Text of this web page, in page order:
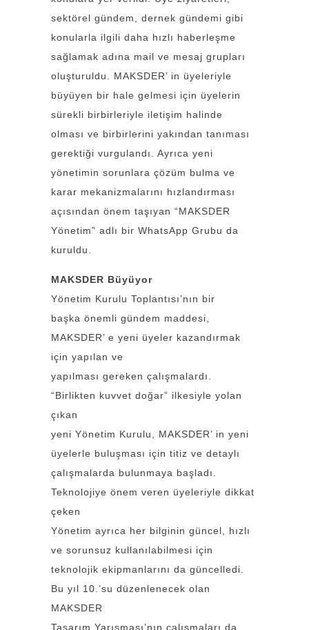
sektörel gündem, dernek gündemi gibi
konularla ilgili daha hızlı haberleşme
sağlamak adına mail ve mesaj grupları
oluşturuldu. MAKSDER’ in üyeleriyle
büyüyen bir hale gelmesi için üyelerin
sürekli birbirleriyle iletişim halinde
olması ve birbirlerini yakından tanıması
gerektiği vurgulandı. Ayrıca yeni
yönetimin sorunlara çözüm bulma ve
karar mekanizmalarını hızlandırması
açısından önem taşıyan “MAKSDER
Yönetim” adlı bir WhatsApp Grubu da
kuruldu.
MAKSDER Büyüyor
Yönetim Kurulu Toplantısı’nın bir
başka önemli gündem maddesi,
MAKSDER’ e yeni üyeler kazandırmak
için yapılan ve
yapılması gereken çalışmalardı.
“Birlikten kuvvet doğar” ilkesiyle yolan
çıkan
yeni Yönetim Kurulu, MAKSDER’ in yeni
üyelerle buluşması için titiz ve detaylı
çalışmalarda bulunmaya başladı.
Teknolojiye önem veren üyeleriyle dikkat
çeken
Yönetim ayrıca her bilginin güncel, hızlı
ve sorunsuz kullanılabilmesi için
teknolojik ekipmanlarını da güncelledi.
Bu yıl 10.’su düzenlenecek olan
MAKSDER
Tasarım Yarışması’nın çalışmaları da